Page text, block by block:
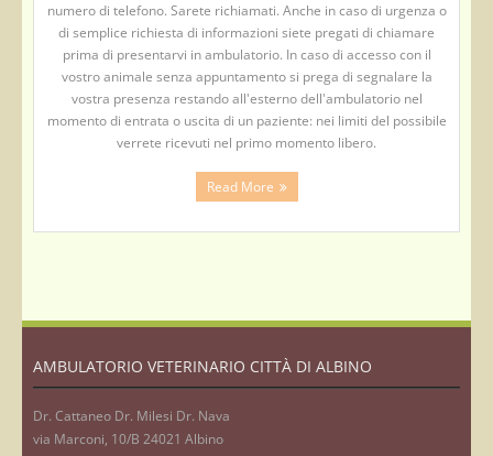
numero di telefono. Sarete richiamati. Anche in caso di urgenza o
di semplice richiesta di informazioni siete pregati di chiamare
prima di presentarvi in ambulatorio. In caso di accesso con il
vostro animale senza appuntamento si prega di segnalare la
vostra presenza restando all'esterno dell'ambulatorio nel
momento di entrata o uscita di un paziente: nei limiti del possibile
verrete ricevuti nel primo momento libero.
Read More
AMBULATORIO VETERINARIO CITTÀ DI ALBINO
Dr. Cattaneo Dr. Milesi Dr. Nava
via Marconi, 10/B 24021 Albino